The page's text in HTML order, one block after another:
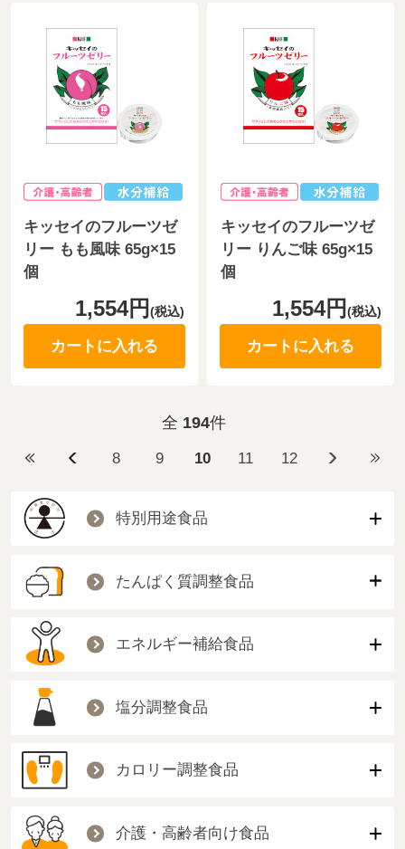
キッセイのフルーツゼ
リー もも風味 65g×15
個
1,554円(税込)
カートに入れる
キッセイのフルーツゼ
リー りんご味 65g×15
個
1,554円 (税込)
カートに入れる
全 194件
8 9 10 11 12
特別用途食品
たんぱく質調整食品
エネルギー補給食品
塩分調整食品
カロリー調整食品
介護・高齢者向け食品